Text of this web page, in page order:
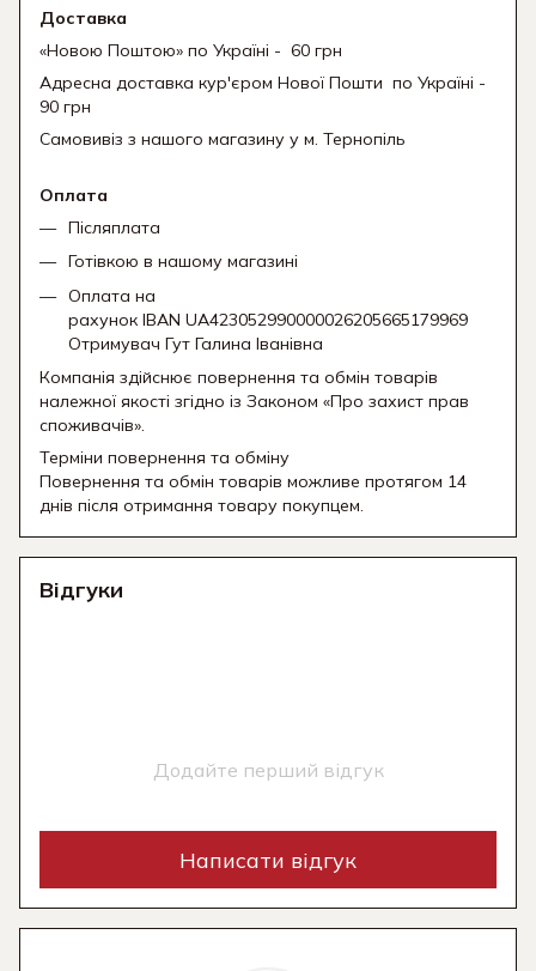
Доставка
«Новою Поштою» по Україні - 60 грн
Адресна доставка кур'єром Нової Пошти по Україні -
90 грн
Самовивіз з нашого магазину у м. Тернопіль
Оплата
Післяплата
Готівкою в нашому магазині
Оплата на
рахунок IBAN UA423052990000026205665179969
Отримувач Гут Галина Іванівна
Компанія здійснює повернення та обмін товарів
належної якості згідно із Законом «Про захист прав
споживачів».
Терміни повернення та обміну
Повернення та обмін товарів можливе протягом 14
днів після отримання товару покупцем.
Відгуки
Додайте перший відгук
Написати відгук